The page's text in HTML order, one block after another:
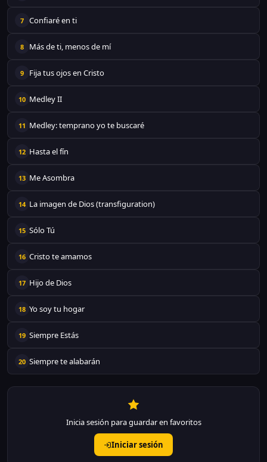
7 Confiaré en ti
8 Más de ti, menos de mí
9 Fija tus ojos en Cristo
10 Medley II
11 Medley: temprano yo te buscaré
12 Hasta el fín
13 Me Asombra
14 La imagen de Dios (transfiguration)
15 Sólo Tú
16 Cristo te amamos
17 Hijo de Dios
18 Yo soy tu hogar
19 Siempre Estás
20 Siempre te alabarán
Inicia sesión para guardar en favoritos
Iniciar sesión